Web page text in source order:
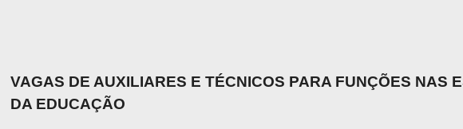
VAGAS DE AUXILIARES E TÉCNICOS PARA FUNÇÕES NAS
DA EDUCAÇÃO